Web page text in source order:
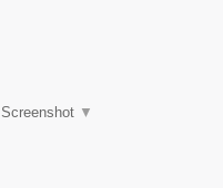
Screenshot ▼